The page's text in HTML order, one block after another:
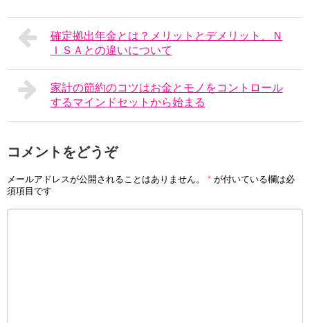
確定拠出年金とは？メリットとデメリット、Ｎ
ＩＳＡとの違いについて
家計の節約のコツはお金とモノをコントロール
するマインドセットから始まる
コメントをどうぞ
メールアドレスが公開されることはありません。 * が付いている欄は必
須項目です